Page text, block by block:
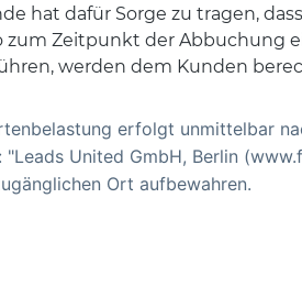
hat dafür Sorge zu tragen,
Zeitpunkt der Abbuchung
werden dem Kunden
erfolgt unmittelbar
United GmbH, Berlin
Ort aufbewahren.